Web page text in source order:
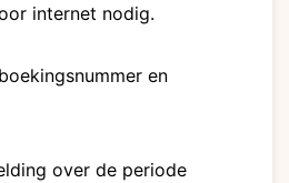
internet nodig.
en
over de periode